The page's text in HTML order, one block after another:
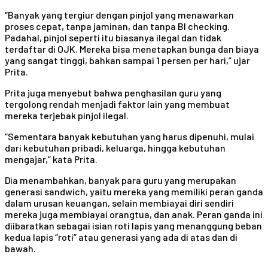
“Banyak yang tergiur dengan pinjol yang menawarkan
proses cepat, tanpa jaminan, dan tanpa BI checking.
Padahal, pinjol seperti itu biasanya ilegal dan tidak
terdaftar di OJK. Mereka bisa menetapkan bunga dan biaya
yang sangat tinggi, bahkan sampai 1 persen per hari,” ujar
Prita.
Prita juga menyebut bahwa penghasilan guru yang
tergolong rendah menjadi faktor lain yang membuat
mereka terjebak pinjol ilegal.
“Sementara banyak kebutuhan yang harus dipenuhi, mulai
dari kebutuhan pribadi, keluarga, hingga kebutuhan
mengajar,” kata Prita.
Dia menambahkan, banyak para guru yang merupakan
generasi sandwich, yaitu mereka yang memiliki peran ganda
dalam urusan keuangan, selain membiayai diri sendiri
mereka juga membiayai orangtua, dan anak. Peran ganda ini
diibaratkan sebagai isian roti lapis yang menanggung beban
kedua lapis “roti” atau generasi yang ada di atas dan di
bawah.